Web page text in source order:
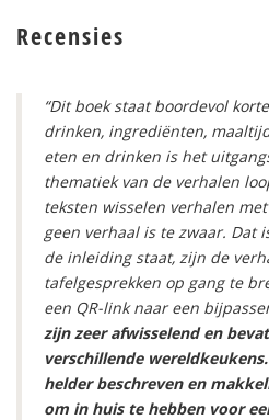
Recensies
“Dit boek staat boordevol
drinken, ingrediënten,
eten en drinken is het
thematiek van de verhalen
teksten wisselen verhalen
geen verhaal is te zwaar. Dat
de inleiding staat, zijn de
tafelgesprekken op gang te
een QR-link naar een
zijn zeer afwisselend en
verschillende
helder beschreven en
om in huis te hebben voor